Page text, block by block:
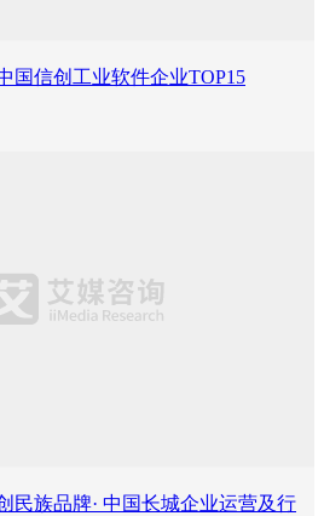
国信创工业软件企业TOP15
民族品牌· 中国长城企业运营及行